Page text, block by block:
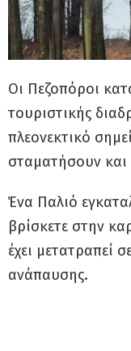
Oι Πεζοπόροι
τουριστικής
πλεονεκτικό
σταματήσουν
Ένα Παλιό
βρίσκετε στην
έχει μετατραπεί
ανάπαυσης.